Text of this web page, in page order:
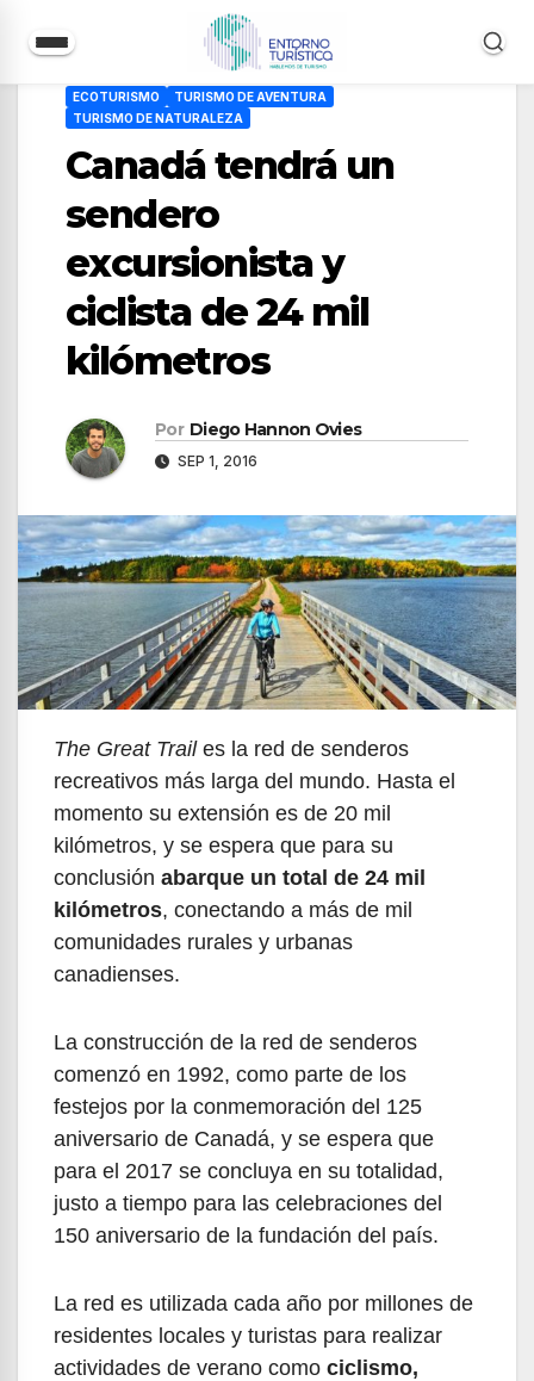
ECOTURISMO
TURISMO DE AVENTURA
TURISMO DE NATURALEZA
Canadá tendrá un
sendero
excursionista y
ciclista de 24 mil
kilómetros
Por Diego Hannon Ovies
SEP 1, 2016
The Great Trailes la red de senderos
recreativos más larga del mundo. Hasta el
momento su extensión es de 20 mil
kilómetros, y se espera que para su
conclusión abarque un total de 24 mil
kilómetros, conectando a más de mil
comunidades rurales y urbanas
canadienses.
La construcción de la red de senderos
comenzó en 1992, como parte de los
festejos por la conmemoración del 125
aniversario de Canadá, y se espera que
para el 2017 se concluya en su totalidad,
justo a tiempo para las celebraciones del
150 aniversario de la fundación del país.
La red es utilizada cada año por millones de
residentes locales y turistas para realizar
actividades de verano como ciclismo,